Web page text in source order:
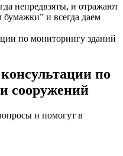
непредвзяты, и отражают
и всегда даем
по
сооружений
и помогут в